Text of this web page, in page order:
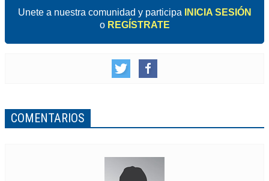
Unete a nuestra comunidad y participa
INICIA SESIÓN
o REGÍSTRATE
COMENTARIOS